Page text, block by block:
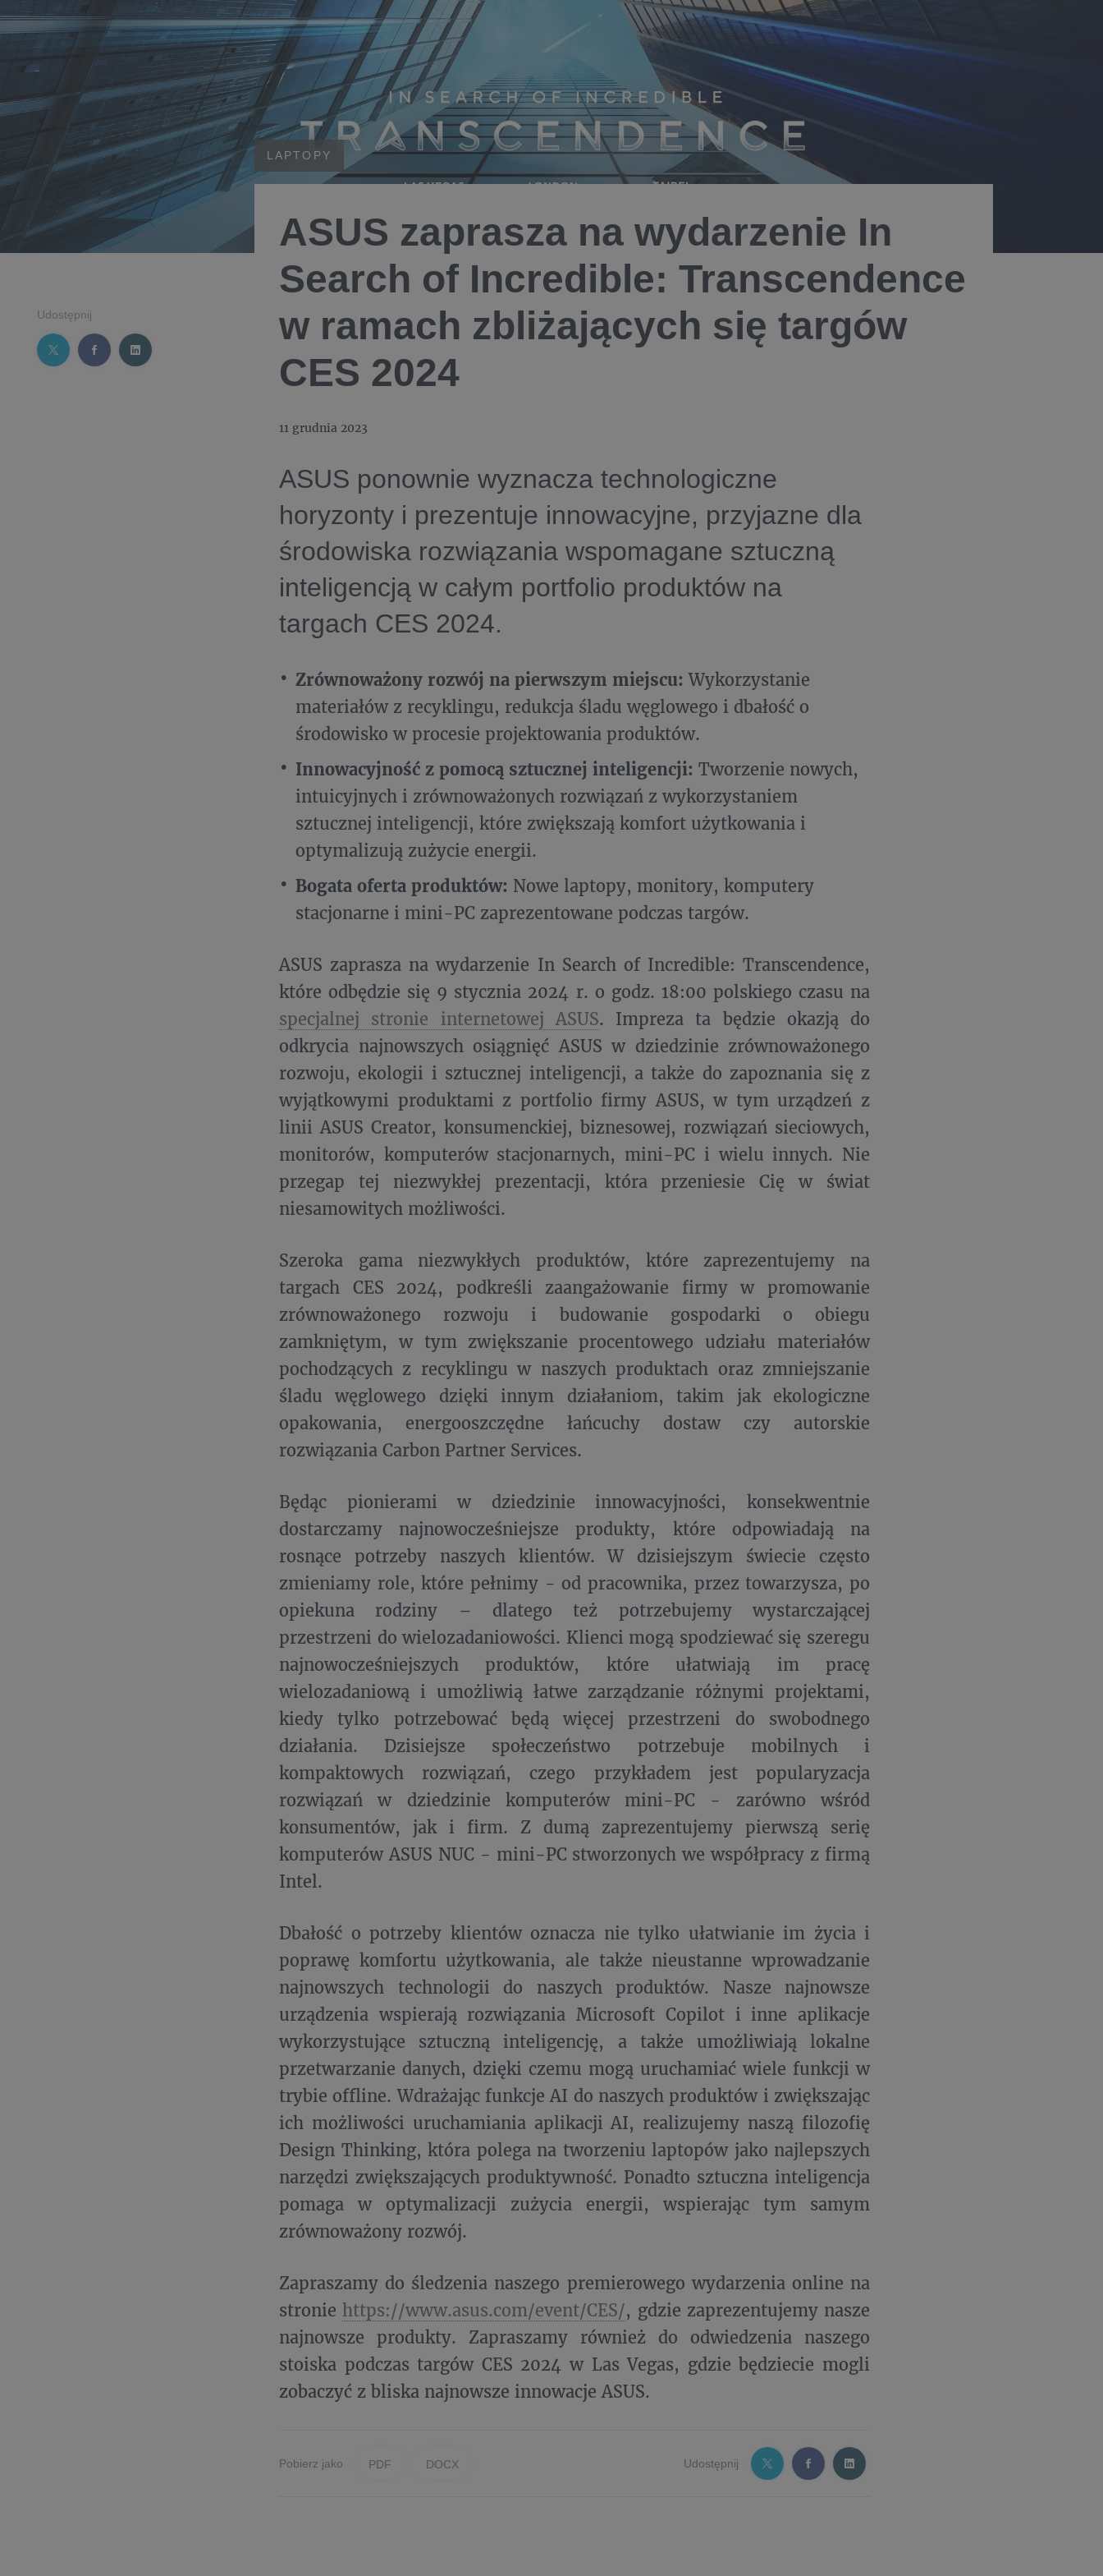
Udostępnij
LAPTOPY
ASUS zaprasza na wydarzenie In
Search of Incredible: Transcendence
w ramach zbliżających się targów
CES 2024
11 grudnia 2023
ASUS ponownie wyznacza technologiczne
horyzonty i prezentuje innowacyjne, przyjazne dla
środowiska rozwiązania wspomagane sztuczną
inteligencją w całym portfolio produktów na
targach CES 2024.
Zrównoważony rozwój na pierwszym miejscu: Wykorzystanie
materiałów z recyklingu, redukcja śladu węglowego i dbałość o
środowisko w procesie projektowania produktów.
Innowacyjność z pomocą sztucznej inteligencji: Tworzenie nowych,
intuicyjnych i zrównoważonych rozwiązań z wykorzystaniem
sztucznej inteligencji, które zwiększają komfort użytkowania i
optymalizują zużycie energii.
Bogata oferta produktów: Nowe laptopy, monitory, komputery
stacjonarne i mini-PC zaprezentowane podczas targów.
ASUS zaprasza na wydarzenie In Search of Incredible: Transcendence,
które odbędzie się 9 stycznia 2024 r. o godz. 18:00 polskiego czasu na
specjalnej stronie internetowej ASUS. Impreza ta będzie okazją do
odkrycia najnowszych osiągnięć ASUS w dziedzinie zrównoważonego
rozwoju, ekologii i sztucznej inteligencji, a także do zapoznania się z
wyjątkowymi produktami z portfolio firmy ASUS, w tym urządzeń z
linii ASUS Creator, konsumenckiej, biznesowej, rozwiązań sieciowych,
monitorów, komputerów stacjonarnych, mini-PC i wielu innych. Nie
przegap tej niezwykłej prezentacji, która przeniesie Cię w świat
niesamowitych możliwości.
Szeroka gama niezwykłych produktów, które zaprezentujemy na
targach CES 2024, podkreśli zaangażowanie firmy w promowanie
zrównoważonego rozwoju i budowanie gospodarki o obiegu
zamkniętym, w tym zwiększanie procentowego udziału materiałów
pochodzących z recyklingu w naszych produktach oraz zmniejszanie
śladu węglowego dzięki innym działaniom, takim jak ekologiczne
opakowania, energooszczędne łańcuchy dostaw czy autorskie
rozwiązania Carbon Partner Services.
Będąc pionierami w dziedzinie innowacyjności, konsekwentnie
dostarczamy najnowocześniejsze produkty, które odpowiadają na
rosnące potrzeby naszych klientów. W dzisiejszym świecie często
zmieniamy role, które pełnimy - od pracownika, przez towarzysza, po
opiekuna rodziny – dlatego też potrzebujemy wystarczającej
przestrzeni do wielozadaniowości. Klienci mogą spodziewać się szeregu
najnowocześniejszych produktów, które ułatwiają im pracę
wielozadaniową i umożliwią łatwe zarządzanie różnymi projektami,
kiedy tylko potrzebować będą więcej przestrzeni do swobodnego
działania. Dzisiejsze społeczeństwo potrzebuje mobilnych i
kompaktowych rozwiązań, czego przykładem jest popularyzacja
rozwiązań w dziedzinie komputerów mini-PC - zarówno wśród
konsumentów, jak i firm. Z dumą zaprezentujemy pierwszą serię
komputerów ASUS NUC - mini-PC stworzonych we współpracy z firmą
Intel.
Dbałość o potrzeby klientów oznacza nie tylko ułatwianie im życia i
poprawę komfortu użytkowania, ale także nieustanne wprowadzanie
najnowszych technologii do naszych produktów. Nasze najnowsze
urządzenia wspierają rozwiązania Microsoft Copilot i inne aplikacje
wykorzystujące sztuczną inteligencję, a także umożliwiają lokalne
przetwarzanie danych, dzięki czemu mogą uruchamiać wiele funkcji w
trybie offline. Wdrażając funkcje AI do naszych produktów i zwiększając
ich możliwości uruchamiania aplikacji AI, realizujemy naszą filozofię
Design Thinking, która polega na tworzeniu laptopów jako najlepszych
narzędzi zwiększających produktywność. Ponadto sztuczna inteligencja
pomaga w optymalizacji zużycia energii, wspierając tym samym
zrównoważony rozwój.
Zapraszamy do śledzenia naszego premierowego wydarzenia online na
stroniehttps://www.asus.com/event/CES/, gdzie zaprezentujemy nasze
najnowsze produkty. Zapraszamy również do odwiedzenia naszego
stoiska podczas targów CES 2024 w Las Vegas, gdzie będziecie mogli
zobaczyć z bliska najnowsze innowacje ASUS.
Pobierz jako PDF DOCX Udostępnij